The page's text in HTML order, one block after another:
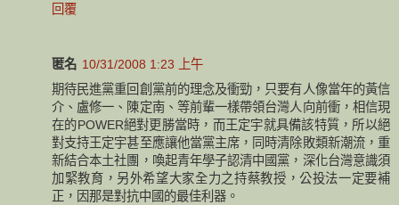
回覆
匿名 10/31/2008 1:23 上午
期待民進黨重回創黨前的理念及衝勁，只要有人像當年的黃信
介、盧修一、陳定南、等前輩一樣帶領台灣人向前衝，相信現
在的POWER絕對更勝當時，而王定宇就具備該特質，所以絕
對支持王定宇甚至應讓他當黨主席，同時清除敗類新潮流，重
新結合本土社團，喚起青年學子認清中國黨，深化台灣意識須
加緊教育，另外希望大家全力之持蔡教授，公投法一定要補
正，因那是對抗中國的最佳利器。